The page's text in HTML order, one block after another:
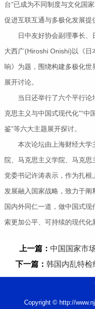
台”已成为不同制度与文化国
促进互联互通与多极化发展提
日中友好协会副理事长、
大西广(Hiroshi Onishi)以《
响》为题，围绕构建多极化
展开讨论。
当日还举行了六个平行论
克思主义与中国式现代化”“中
鉴”等六大主题展开探讨。
本次论坛由上海财经大学
院、马克思主义学院、马克
党委书记许涛表示，作为扎
发展融入国家战略，致力于
国内外同仁一道，做中国式
索更加公平、可持续的现代
上一篇： 中国国家市
下一篇： 韩国内乱特检
Copyright © http://